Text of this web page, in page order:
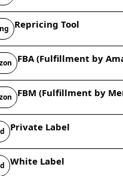
Repricing Tool
FBA (Fulfillment by
FBM (Fulfillment by
Private Label
White Label